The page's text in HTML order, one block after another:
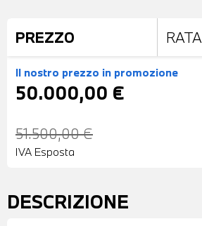
PREZZO RATA
Il nostro prezzo in promozione
50.000,00 €
51.500,00 €
IVA Esposta
DESCRIZIONE